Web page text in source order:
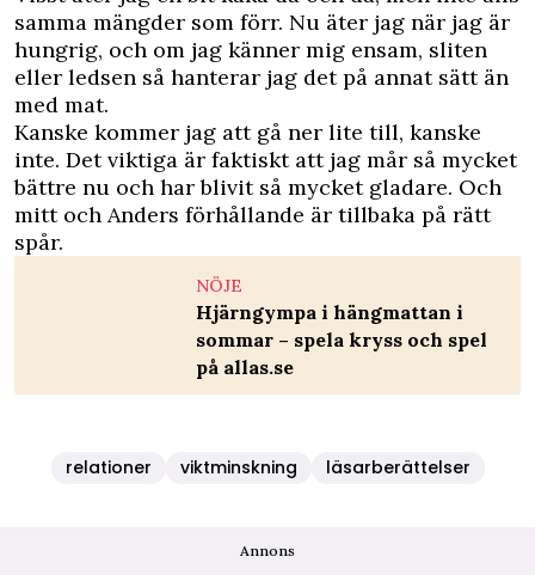
samma mängder som förr. Nu äter jag när jag är
hungrig, och om jag känner mig ensam, sliten
eller ledsen så hanterar jag det på annat sätt än
med mat.
Kanske kommer jag att gå ner lite till, kanske
inte. Det viktiga är faktiskt att jag mår så mycket
bättre nu och har blivit så mycket gladare. Och
mitt och Anders förhållande är tillbaka på rätt
spår.
NÖJE
Hjärngympa i hängmattan i
sommar – spela kryss och spel
på allas.se
relationer viktminskning läsarberättelser
Annons